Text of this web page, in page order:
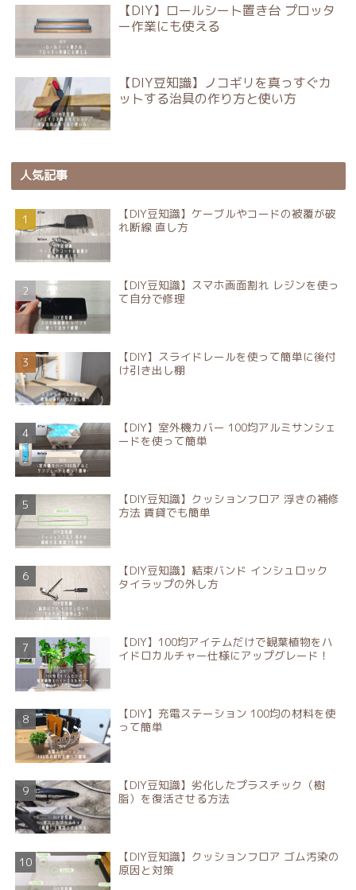
【DIY】ロールシート置き台 プロッタ
ー作業にも使える
【DIY豆知識】ノコギリを真っすぐカ
ットする治具の作り方と使い方
人気記事
【DIY豆知識】ケーブルやコードの被覆が破
れ断線 直し方
【DIY豆知識】スマホ画面割れ レジンを使っ
て自分で修理
【DIY】スライドレールを使って簡単に後付
け引き出し棚
【DIY】室外機カバー 100均アルミサンシェ
ードを使って簡単
【DIY豆知識】クッションフロア 浮きの補修
方法 賃貸でも簡単
【DIY豆知識】結束バンド インシュロック
タイラップの外し方
【DIY】100均アイテムだけで観葉植物をハ
イドロカルチャー仕様にアップグレード！
【DIY】充電ステーション 100均の材料を使
って簡単
【DIY豆知識】劣化したプラスチック（樹
脂）を復活させる方法
【DIY豆知識】クッションフロア ゴム汚染の
原因と対策